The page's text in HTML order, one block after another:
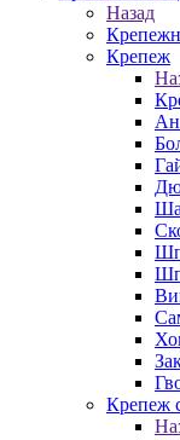
Назад
Крепеж
Крепеж